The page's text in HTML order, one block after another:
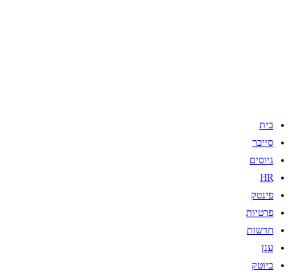
בית
סייבר
גיוסים
HR
פינטק
פרטיות
חדשות
ענן
ביוטק